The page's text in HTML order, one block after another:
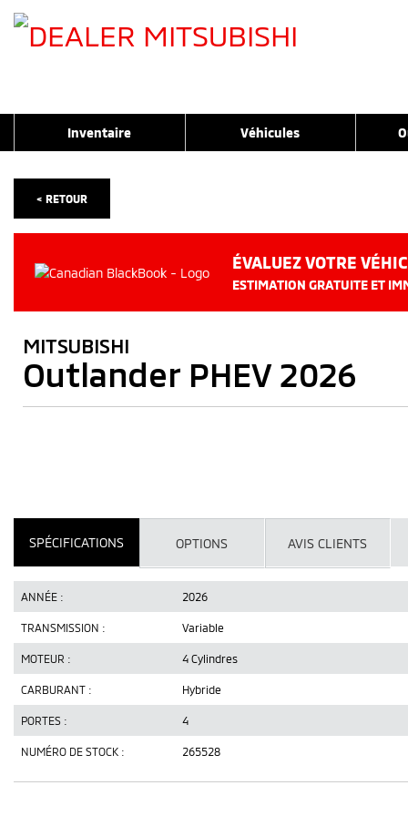
Inventaire Véhicules
< RETOUR
ÉVALUEZ VOTRE
ESTIMATION GRATUITE ET
MITSUBISHI
Outlander PHEV 2026
SPÉCIFICATIONS OPTIONS AVIS CLIENTS
ANNÉE : 2026
TRANSMISSION : Variable
MOTEUR : 4 Cylindres
CARBURANT : Hybride
PORTES : 4
NUMÉRO DE STOCK : 265528